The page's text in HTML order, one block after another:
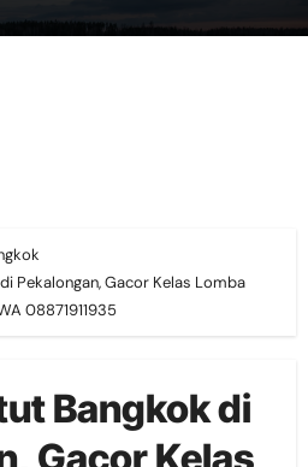
Pekalongan, Gacor Kelas Lomba
08871911935
Bangkok di